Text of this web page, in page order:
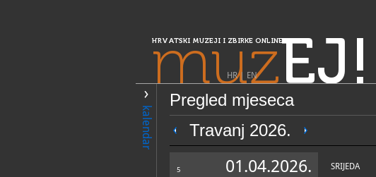
HRVATSKI MUZEJI I ZBIRKE ONLINE
muzEJ!
HR| EN
kalendar
Pregled mjeseca
Travanj 2026.
5 01.04.2026. SRIJEDA
PRETRAŽIVANJE
Središnja Hrvatska
Zavičajni muzej Ozalj